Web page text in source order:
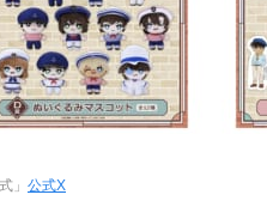
」 公式X